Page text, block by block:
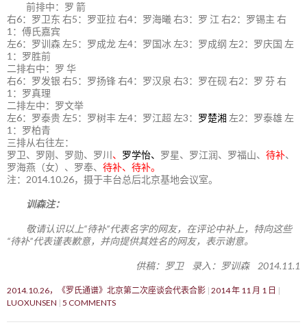
前排中：罗 箭
右6：罗卫东 右5：罗亚拉 右4：罗海曦 右3：罗 江 右2：罗锡主 右
1：傅氏嘉宾
左6：罗训森 左5：罗成龙 左4：罗国冰 左3：罗成纲 左2：罗庆国 左
1：罗胜前
二排右中：罗 华
右6：罗发银 右5：罗扬锋 右4：罗汉泉 右3：罗在砚 右2：罗 芬 右
1：罗真理
二排左中：罗文举
左6：罗泰贵 左5：罗树丰 左4：罗江超 左3： 罗楚湘 左2：罗泰雄 左
1：罗柏青
三排从右往左：
罗卫、罗刚、罗勋、罗川 、 罗学怡、 罗星、罗江润、罗福山、 待补、
罗海燕（女）、罗奉、 待补、待补。
注：2014.10.26，摄于丰台总后北京基地会议室。
训森注：
敬请认识以上“待补”代表名字的网友，在评论中补上，特向这些
“待补”代表谨表歉意，并向提供其姓名的网友，表示谢意。
供稿：罗卫 录入：罗训森 2014.11.1
2014.10.26，《罗氏通谱》北京第二次座谈会代表合影 2014 年 11 月 1 日
LUOXUNSEN 5 COMMENTS